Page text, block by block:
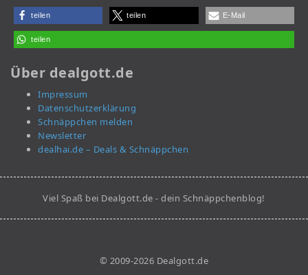
teilen teilen E-Mail
teilen
Über dealgott.de
Impressum
Datenschutzerklärung
Schnäppchen melden
Newsletter
dealhai.de – Deals & Schnäppchen
Viel Spaß bei Dealgott.de - dein Schnäppchenblog!
© 2009-2026 Dealgott.de